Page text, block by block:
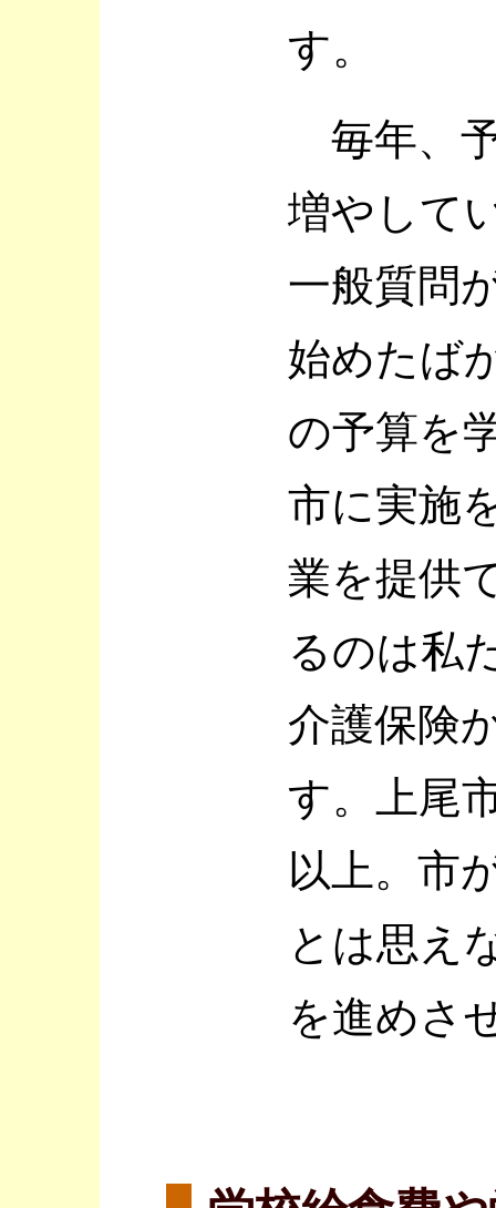
す。
毎年、
増やして
一般質問
始めたば
の予算を
市に実施
業を提供
るのは私
介護保険
す。上尾
以上。市
とは思え
を進めさ